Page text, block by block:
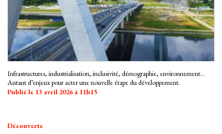
Infrastructures, industrialisation, inclusivité, démographie, environnement…
Autant d’enjeux pour acter une nouvelle étape du développement.
Publié le 13 avril 2026 à 11h15
Découverte